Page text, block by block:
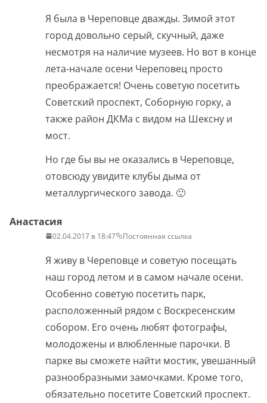
Я была в Череповце дважды. Зимой этот
город довольно серый, скучный, даже
несмотря на наличие музеев. Но вот в конце
лета-начале осени Череповец просто
преображается! Очень советую посетить
Советский проспект, Соборную горку, а
также район ДКМа с видом на Шексну и
мост.
Но где бы вы не оказались в Череповце,
отовсюду увидите клубы дыма от
металлургического завода. 🙂
Анастасия
02.04.2017 в 18:47 Постоянная ссылка
Я живу в Череповце и советую посещать
наш город летом и в самом начале осени.
Особенно советую посетить парк,
расположенный рядом с Воскресенским
собором. Его очень любят фотографы,
молодожены и влюбленные парочки. В
парке вы сможете найти мостик, увешанный
разнообразными замочками. Кроме того,
обязательно посетите Советский проспект.